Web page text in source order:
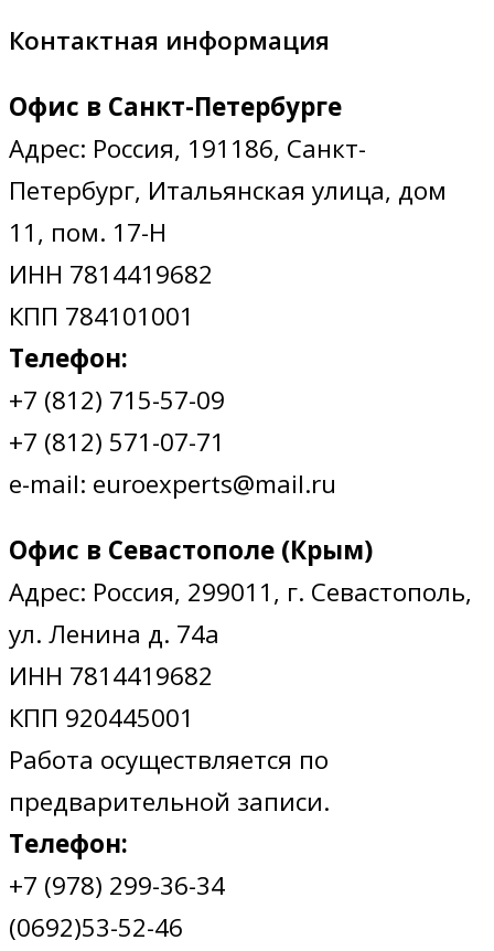
Контактная информация
Офис в Санкт-Петербурге
Адрес: Россия, 191186, Санкт-
Петербург, Итальянская улица, дом
11, пом. 17-Н
ИНН 7814419682
КПП 784101001
Телефон:
+7 (812) 715-57-09
+7 (812) 571-07-71
e-mail: euroexperts@mail.ru
Офис в Севастополе (Крым)
Адрес: Россия, 299011, г. Севастополь,
ул. Ленина д. 74а
ИНН 7814419682
КПП 920445001
Работа осуществляется по
предварительной записи.
Телефон:
+7 (978) 299-36-34
(0692)53-52-46